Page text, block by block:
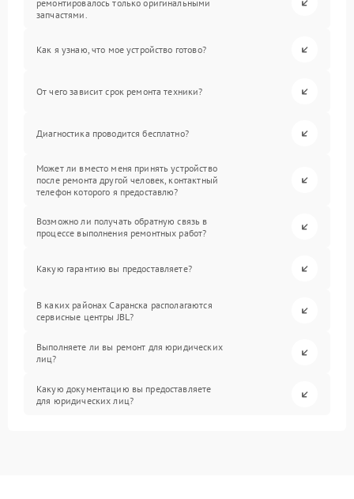
ремонтировалось только оригинальными
запчастями.
Как я узнаю, что мое устройство готово?
От чего зависит срок ремонта техники?
Диагностика проводится бесплатно?
Может ли вместо меня принять устройство
после ремонта другой человек, контактный
телефон которого я предоставлю?
Возможно ли получать обратную связь в
процессе выполнения ремонтных работ?
Какую гарантию вы предоставляете?
В каких районах Саранска располагаются
сервисные центры JBL?
Выполняете ли вы ремонт для юридических
лиц?
Какую документацию вы предоставляете
для юридических лиц?